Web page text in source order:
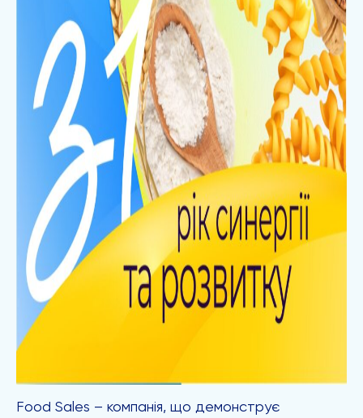
Food Sales – компанія, що демонструє